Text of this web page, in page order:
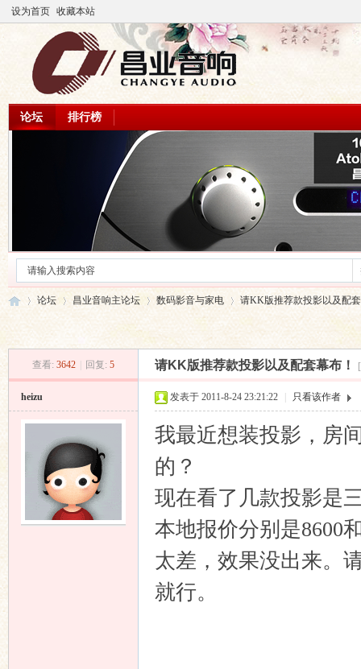
设为首页 收藏本站
论坛 排行榜
论坛
›
昌业音响主论坛 数码影音与家电
›
请KK版推荐款投影以及配
查看: 3642 回复: 5 请KK版推荐款投影以及配套幕布！
heizu 发表于 2011-8-24 23:21:22 只看该作者
我最近想装投影，房
的？
现在看了几款投影是
本地报价分别是8600
太差，效果没出来。
就行。